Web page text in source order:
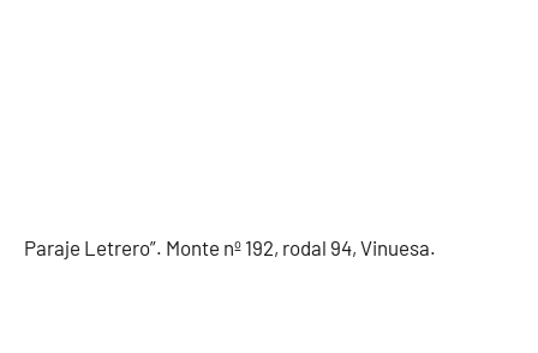
Paraje Letrero”. Monte nº 192, rodal 94, Vinuesa.